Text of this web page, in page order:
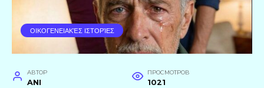
ΟΙΚΟΓΕΝΕΙΑΚΈΣ ΙΣΤΟΡΊΕΣ
АВТОР
ANI
ПРОСМОТРОВ
1021